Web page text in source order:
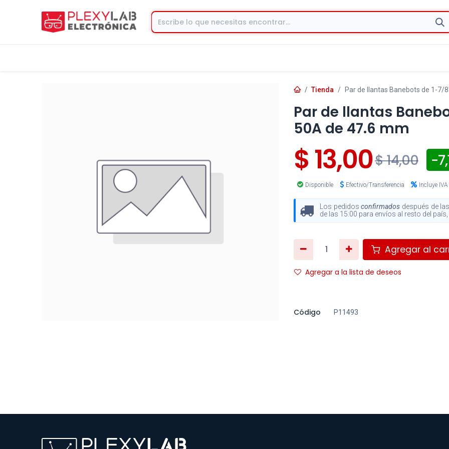
Tienda Par de llantas Banebots de 1-7/
Par de llantas
50A de 47.6 mm
$13,00$14,00 -
Disponible Efectivo/Transferencia Incluye IVA
Los pedidosconfirmados después de
de las 15:00 para envíos al resto del
Agregar al
Agregar a la lista de deseos
Código P11493